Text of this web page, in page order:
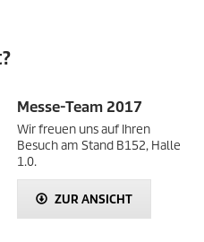
Messe-Team 2017
Wir freuen uns auf Ihren
Besuch am Stand B152, Halle
1.0.
ZUR ANSICHT